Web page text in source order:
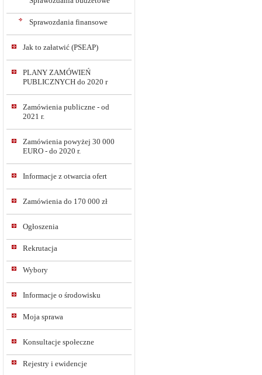
Sprawozdania finansowe
Jak to załatwić (PSEAP)
PLANY ZAMÓWIEŃ
PUBLICZNYCH do 2020 r
Zamówienia publiczne - od
2021 r.
Zamówienia powyżej 30 000
EURO - do 2020 r.
Informacje z otwarcia ofert
Zamówienia do 170 000 zł
Ogłoszenia
Rekrutacja
Wybory
Informacje o środowisku
Moja sprawa
Konsultacje społeczne
Rejestry i ewidencje